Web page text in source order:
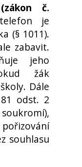
č.
je
(§ 1011).
zabavit.
jeho
žák
Dále
odst. 2
souhlasu